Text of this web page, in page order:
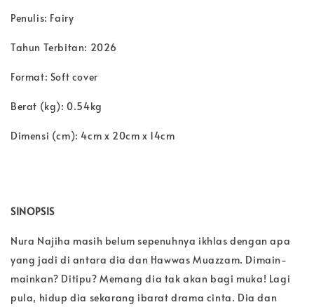
Penulis: Fairy
Tahun Terbitan: 2026
Format: Soft cover
Berat (kg): 0.54kg
Dimensi (cm): 4cm x 20cm x 14cm
SINOPSIS
Nura Najiha masih belum sepenuhnya ikhlas dengan apa
yang jadi di antara dia dan Hawwas Muazzam. Dimain-
mainkan? Ditipu? Memang dia tak akan bagi muka! Lagi
pula, hidup dia sekarang ibarat drama cinta. Dia dan